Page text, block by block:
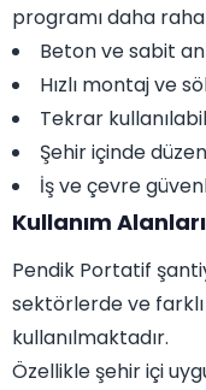
programı daha
Beton ve sabit
Hızlı montaj ve
Tekrar
Şehir içinde
İş ve çevre
Kullanım Alanları
Pendik Portatif
sektörlerde ve
kullanılmaktadır.
Özellikle şehir içi